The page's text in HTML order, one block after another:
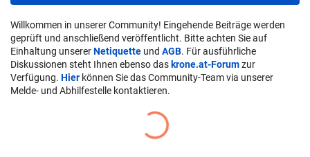
Willkommen in unserer Community! Eingehende Beiträge werden
geprüft und anschließend veröffentlicht. Bitte achten Sie auf
Einhaltung unsererNetiquette und AGB. Für ausführliche
Diskussionen steht Ihnen ebenso das krone.at-Forumzur
Verfügung. Hier können Sie das Community-Team via unserer
Melde- und Abhilfestelle kontaktieren.